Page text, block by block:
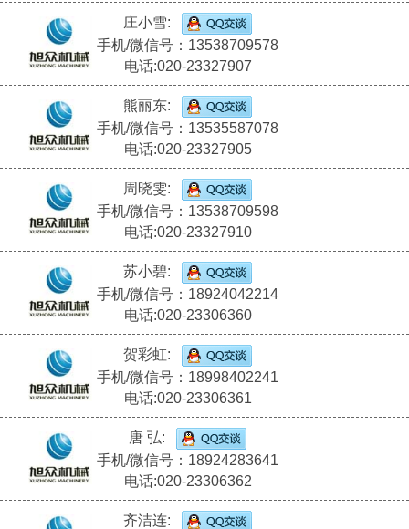
庄小雪:
手机/微信号：13538709578
电话:020-23327907
熊丽东:
手机/微信号：13535587078
电话:020-23327905
周晓雯:
手机/微信号：13538709598
电话:020-23327910
苏小碧:
手机/微信号：18924042214
电话:020-23306360
贺彩虹:
手机/微信号：18998402241
电话:020-23306361
唐 弘:
手机/微信号：18924283641
电话:020-23306362
齐洁连: